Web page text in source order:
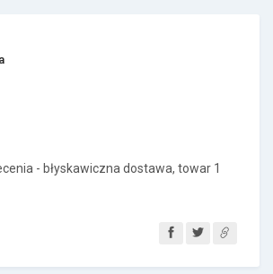
- błyskawiczna dostawa, towar 1